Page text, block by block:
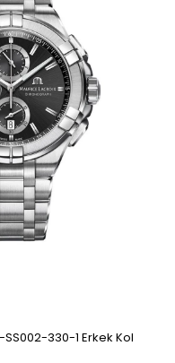
330-1 Erkek Kol